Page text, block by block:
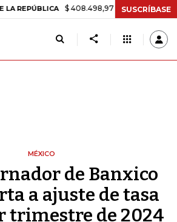
$ 408.498,97 +$ 8.753,81 +2,19%
SUSCRÍBASE
MÉXICO
de Banxico
a ajuste de tasa
trimestre de 2024